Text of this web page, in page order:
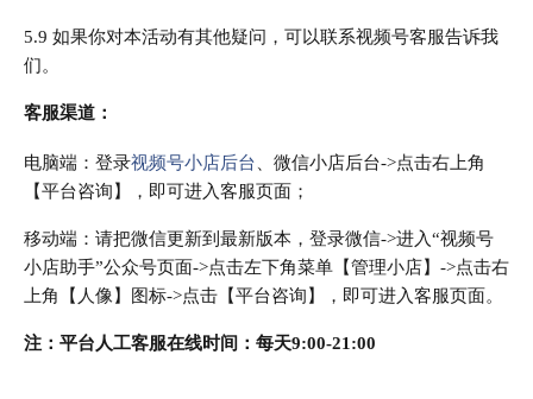
5.9 如果你对本活动有其他疑问，可以联系视频号客服告诉我
们。
客服渠道：
电脑端：登录视频号小店后台 、微信小店后台->点击右上角
【平台咨询】，即可进入客服页面；
移动端：请把微信更新到最新版本，登录微信->进入“视频号
小店助手”公众号页面->点击左下角菜单【管理小店】->点击右
上角【人像】图标->点击【平台咨询】，即可进入客服页面。
注：平台人工客服在线时间：每天9:00-21:00